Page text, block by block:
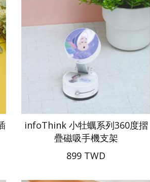
infoThink 小牡蠣系列360度摺
疊磁吸手機支架
899 TWD